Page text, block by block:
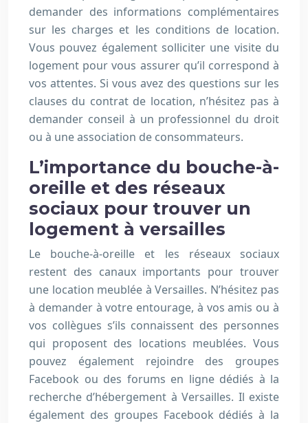
demander des informations complémentaires
sur les charges et les conditions de location.
Vous pouvez également solliciter une visite du
logement pour vous assurer qu’il correspond à
vos attentes. Si vous avez des questions sur les
clauses du contrat de location, n’hésitez pas à
demander conseil à un professionnel du droit
ou à une association de consommateurs.
L’importance du bouche-à-
oreille et des réseaux
sociaux pour trouver un
logement à versailles
Le bouche-à-oreille et les réseaux sociaux
restent des canaux importants pour trouver
une location meublée à Versailles. N’hésitez pas
à demander à votre entourage, à vos amis ou à
vos collègues s’ils connaissent des personnes
qui proposent des locations meublées. Vous
pouvez également rejoindre des groupes
Facebook ou des forums en ligne dédiés à la
recherche d’hébergement à Versailles. Il existe
également des groupes Facebook dédiés à la